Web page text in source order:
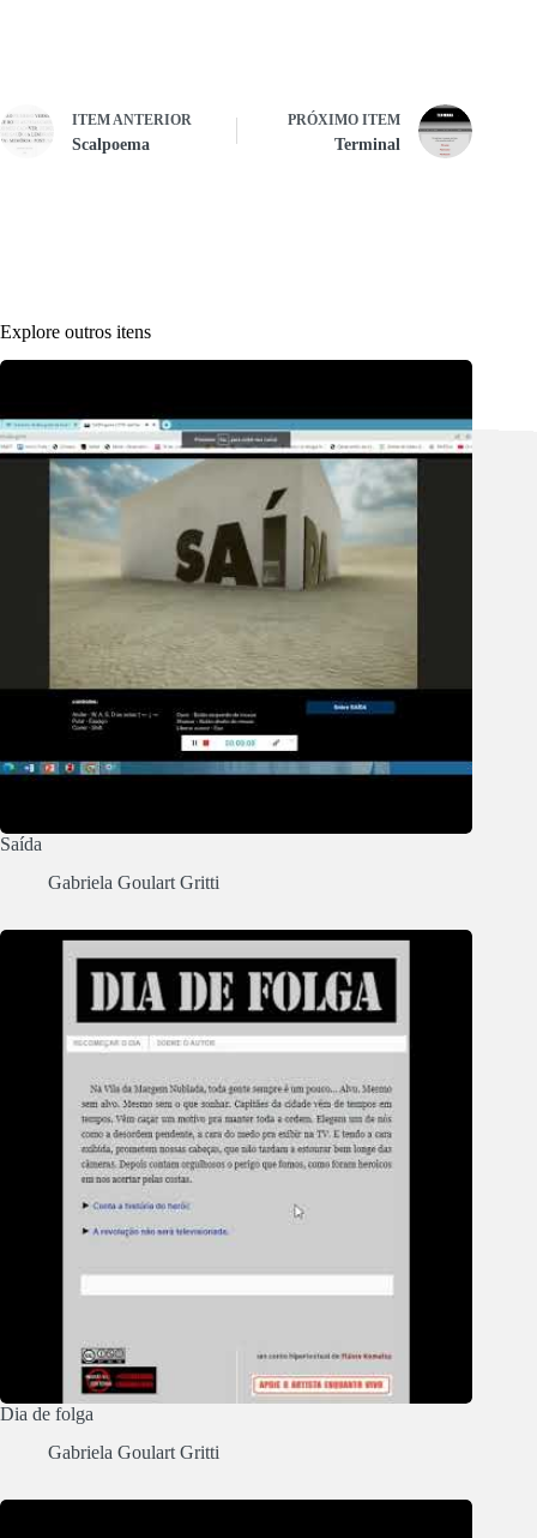
ITEM ANTERIOR
Scalpoema
PRÓXIMO ITEM
Terminal
Explore outros itens
Saída
Gabriela Goulart Gritti
Dia de folga
Gabriela Goulart Gritti